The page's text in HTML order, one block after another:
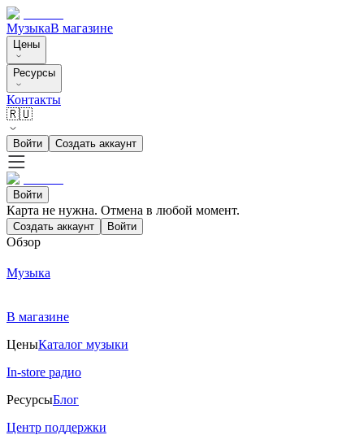
МузыкаВ магазине
Цены
Ресурсы
Контакты
🇷🇺
Войти Создать аккаунт
Войти
Карта не нужна. Отмена в любой момент.
Создать аккаунт Войти
Обзор
Музыка
В магазине
ЦеныКаталог музыки
In-store радио
РесурсыБлог
Центр поддержки